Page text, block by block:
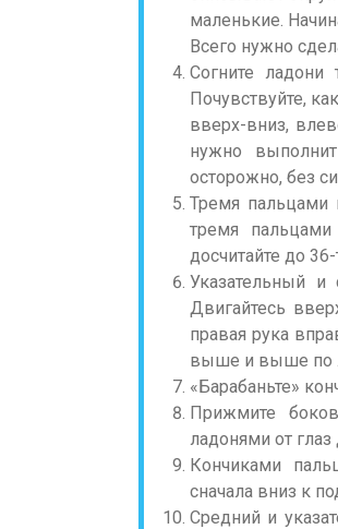
маленькие.
Всего нужно
Согните
Почувствуйте,
вверх-вниз,
нужно
осторожно, без
Тремя пальцами
тремя
досчитайте до 36-
Указательный
Двигайтесь
правая рука
выше и выше по
«Барабаньте»
Прижмите
ладонями от
Кончиками
сначала вниз к
Средний и